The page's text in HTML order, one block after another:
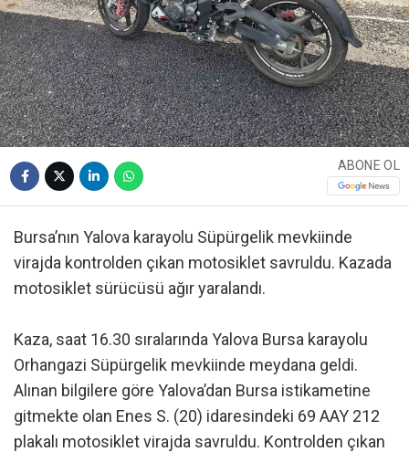
ABONE OL
Bursa’nın Yalova karayolu Süpürgelik mevkiinde
virajda kontrolden çıkan motosiklet savruldu. Kazada
motosiklet sürücüsü ağır yaralandı.
Kaza, saat 16.30 sıralarında Yalova Bursa karayolu
Orhangazi Süpürgelik mevkiinde meydana geldi.
Alınan bilgilere göre Yalova’dan Bursa istikametine
gitmekte olan Enes S. (20) idaresindeki 69 AAY 212
plakalı motosiklet virajda savruldu. Kontrolden çıkan